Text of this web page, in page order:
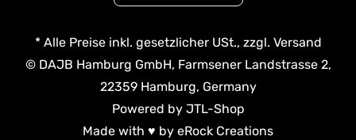
*Alle Preise inkl. gesetzlicher USt., zzgl. Versand
© DAJB Hamburg GmbH, Farmsener Landstrasse 2,
22359 Hamburg, Germany
Powered by JTL-Shop
Made with ♥ by eRock Creations